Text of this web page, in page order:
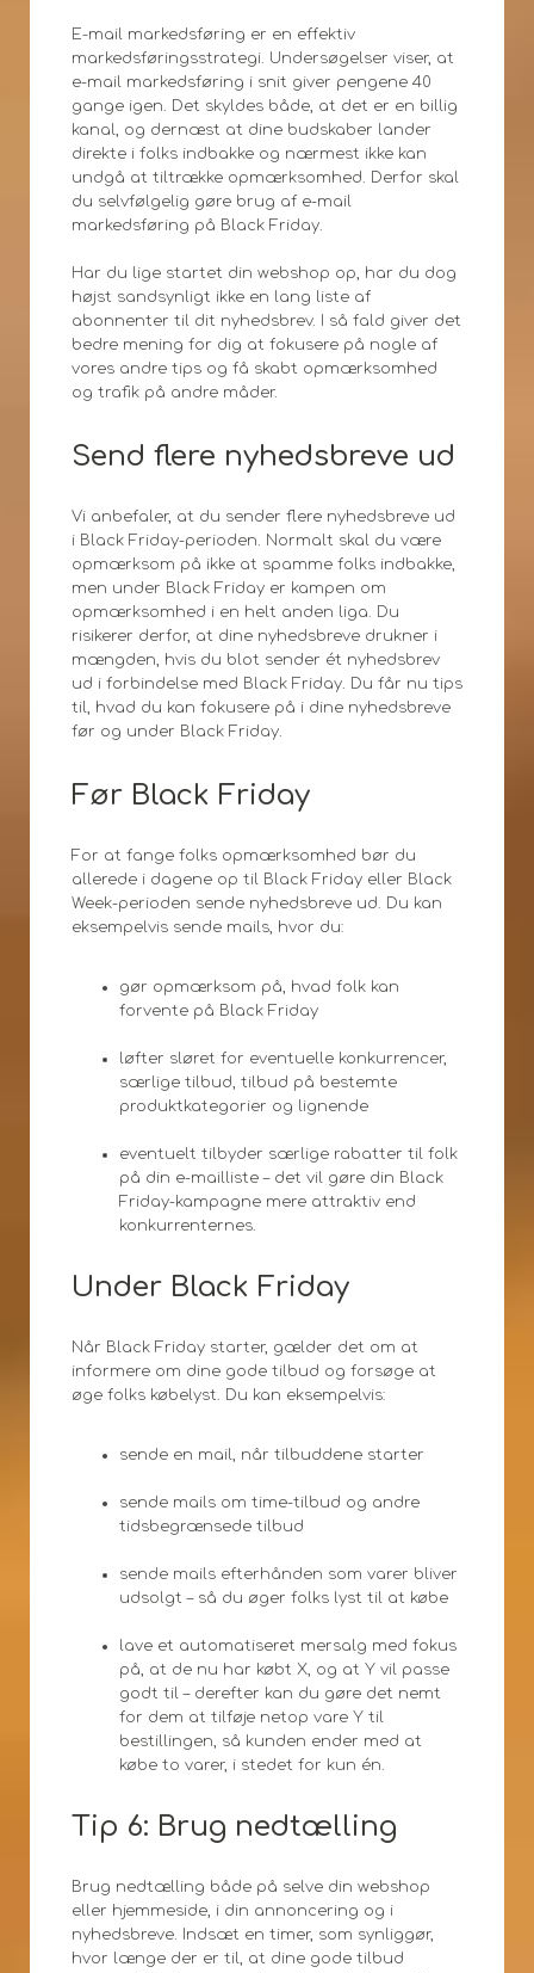
E-mail markedsføring er en effektiv
markedsføringsstrategi. Undersøgelser viser, at
e-mail markedsføring i snit giver pengene 40
gange igen. Det skyldes både, at det er en billig
kanal, og dernæst at dine budskaber lander
direkte i folks indbakke og nærmest ikke kan
undgå at tiltrække opmærksomhed. Derfor skal
du selvfølgelig gøre brug af e-mail
markedsføring på Black Friday.
Har du lige startet din webshop op, har du dog
højst sandsynligt ikke en lang liste af
abonnenter til dit nyhedsbrev. I så fald giver det
bedre mening for dig at fokusere på nogle af
vores andre tips og få skabt opmærksomhed
og trafik på andre måder.
Send flere nyhedsbreve ud
Vi anbefaler, at du sender flere nyhedsbreve ud
i Black Friday-perioden. Normalt skal du være
opmærksom på ikke at spamme folks indbakke,
men under Black Friday er kampen om
opmærksomhed i en helt anden liga. Du
risikerer derfor, at dine nyhedsbreve drukner i
mængden, hvis du blot sender ét nyhedsbrev
ud i forbindelse med Black Friday. Du får nu tips
til, hvad du kan fokusere på i dine nyhedsbreve
før og under Black Friday.
Før Black Friday
For at fange folks opmærksomhed bør du
allerede i dagene op til Black Friday eller Black
Week-perioden sende nyhedsbreve ud. Du kan
eksempelvis sende mails, hvor du:
gør opmærksom på, hvad folk kan
forvente på Black Friday
løfter sløret for eventuelle konkurrencer,
særlige tilbud, tilbud på bestemte
produktkategorier og lignende
eventuelt tilbyder særlige rabatter til folk
på din e-mailliste – det vil gøre din Black
Friday-kampagne mere attraktiv end
konkurrenternes.
Under Black Friday
Når Black Friday starter, gælder det om at
informere om dine gode tilbud og forsøge at
øge folks købelyst. Du kan eksempelvis:
sende en mail, når tilbuddene starter
sende mails om time-tilbud og andre
tidsbegrænsede tilbud
sende mails efterhånden som varer bliver
udsolgt – så du øger folks lyst til at købe
lave et automatiseret mersalg med fokus
på, at de nu har købt X, og at Y vil passe
godt til – derefter kan du gøre det nemt
for dem at tilføje netop vare Y til
bestillingen, så kunden ender med at
købe to varer, i stedet for kun én.
Tip 6: Brug nedtælling
Brug nedtælling både på selve din webshop
eller hjemmeside, i din annoncering og i
nyhedsbreve. Indsæt en timer, som synliggør,
hvor længe der er til, at dine gode tilbud